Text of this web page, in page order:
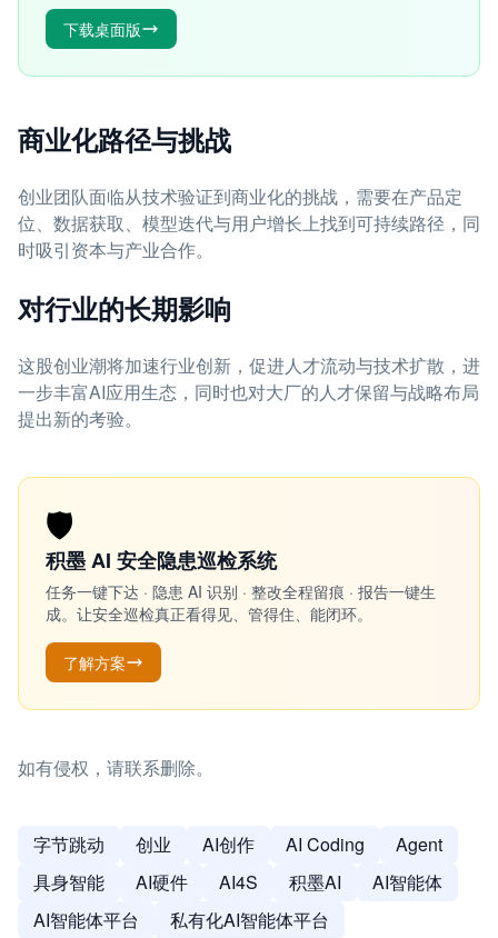
下载桌面版
商业化路径与挑战
创业团队面临从技术验证到商业化的挑战，需要在产品定
位、数据获取、模型迭代与用户增长上找到可持续路径，同
时吸引资本与产业合作。
对行业的长期影响
这股创业潮将加速行业创新，促进人才流动与技术扩散，进
一步丰富AI应用生态，同时也对大厂的人才保留与战略布局
提出新的考验。
🛡️
积墨 AI 安全隐患巡检系统
任务一键下达 · 隐患 AI 识别 · 整改全程留痕 · 报告一键生
成。让安全巡检真正看得见、管得住、能闭环。
了解方案
如有侵权，请联系删除。
字节跳动 创业 AI创作 AI Coding
Agent
具身智能
AI硬件 AI4S 积墨AI
AI智能体
AI智能体平台
私有化AI智能体平台